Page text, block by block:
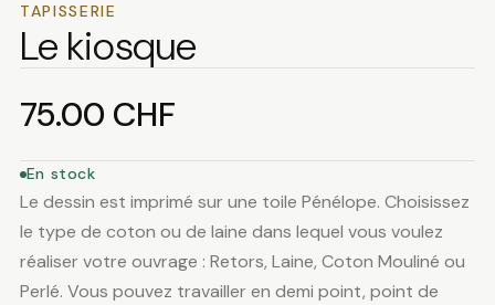
TAPISSERIE
Le kiosque
75.00 CHF
En stock
Le dessin est imprimé sur une toile Pénélope. Choisissez
le type de coton ou de laine dans lequel vous voulez
réaliser votre ouvrage : Retors, Laine, Coton Mouliné ou
Perlé. Vous pouvez travailler en demi point, point de